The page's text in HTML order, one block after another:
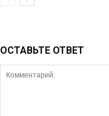
ОСТАВЬТЕ ОТВЕТ